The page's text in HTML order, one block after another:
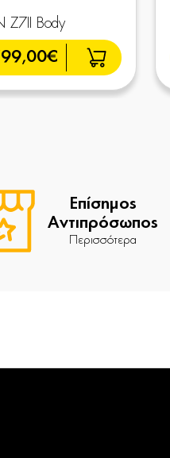
Z7II Body
Επίσημος
Αντιπρόσωπος
Περισσότερα